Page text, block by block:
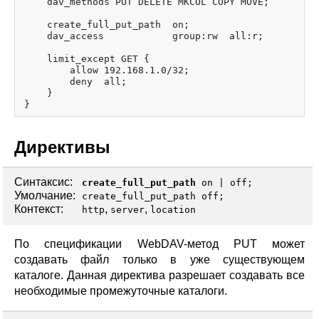
    create_full_put_path  on;
    dav_access            group:rw  all:r;
    limit_except GET {
        allow 192.168.1.0/32;
        deny  all;
    }
Директивы
Синтаксис: create_full_put_path on off ;
Умолчание: create_full_put_path off;
Контекст: http, server, location
По спецификации WebDAV-метод PUT может
создавать файл только в уже существующем
каталоге. Данная директива разрешает создавать все
необходимые промежуточные каталоги.